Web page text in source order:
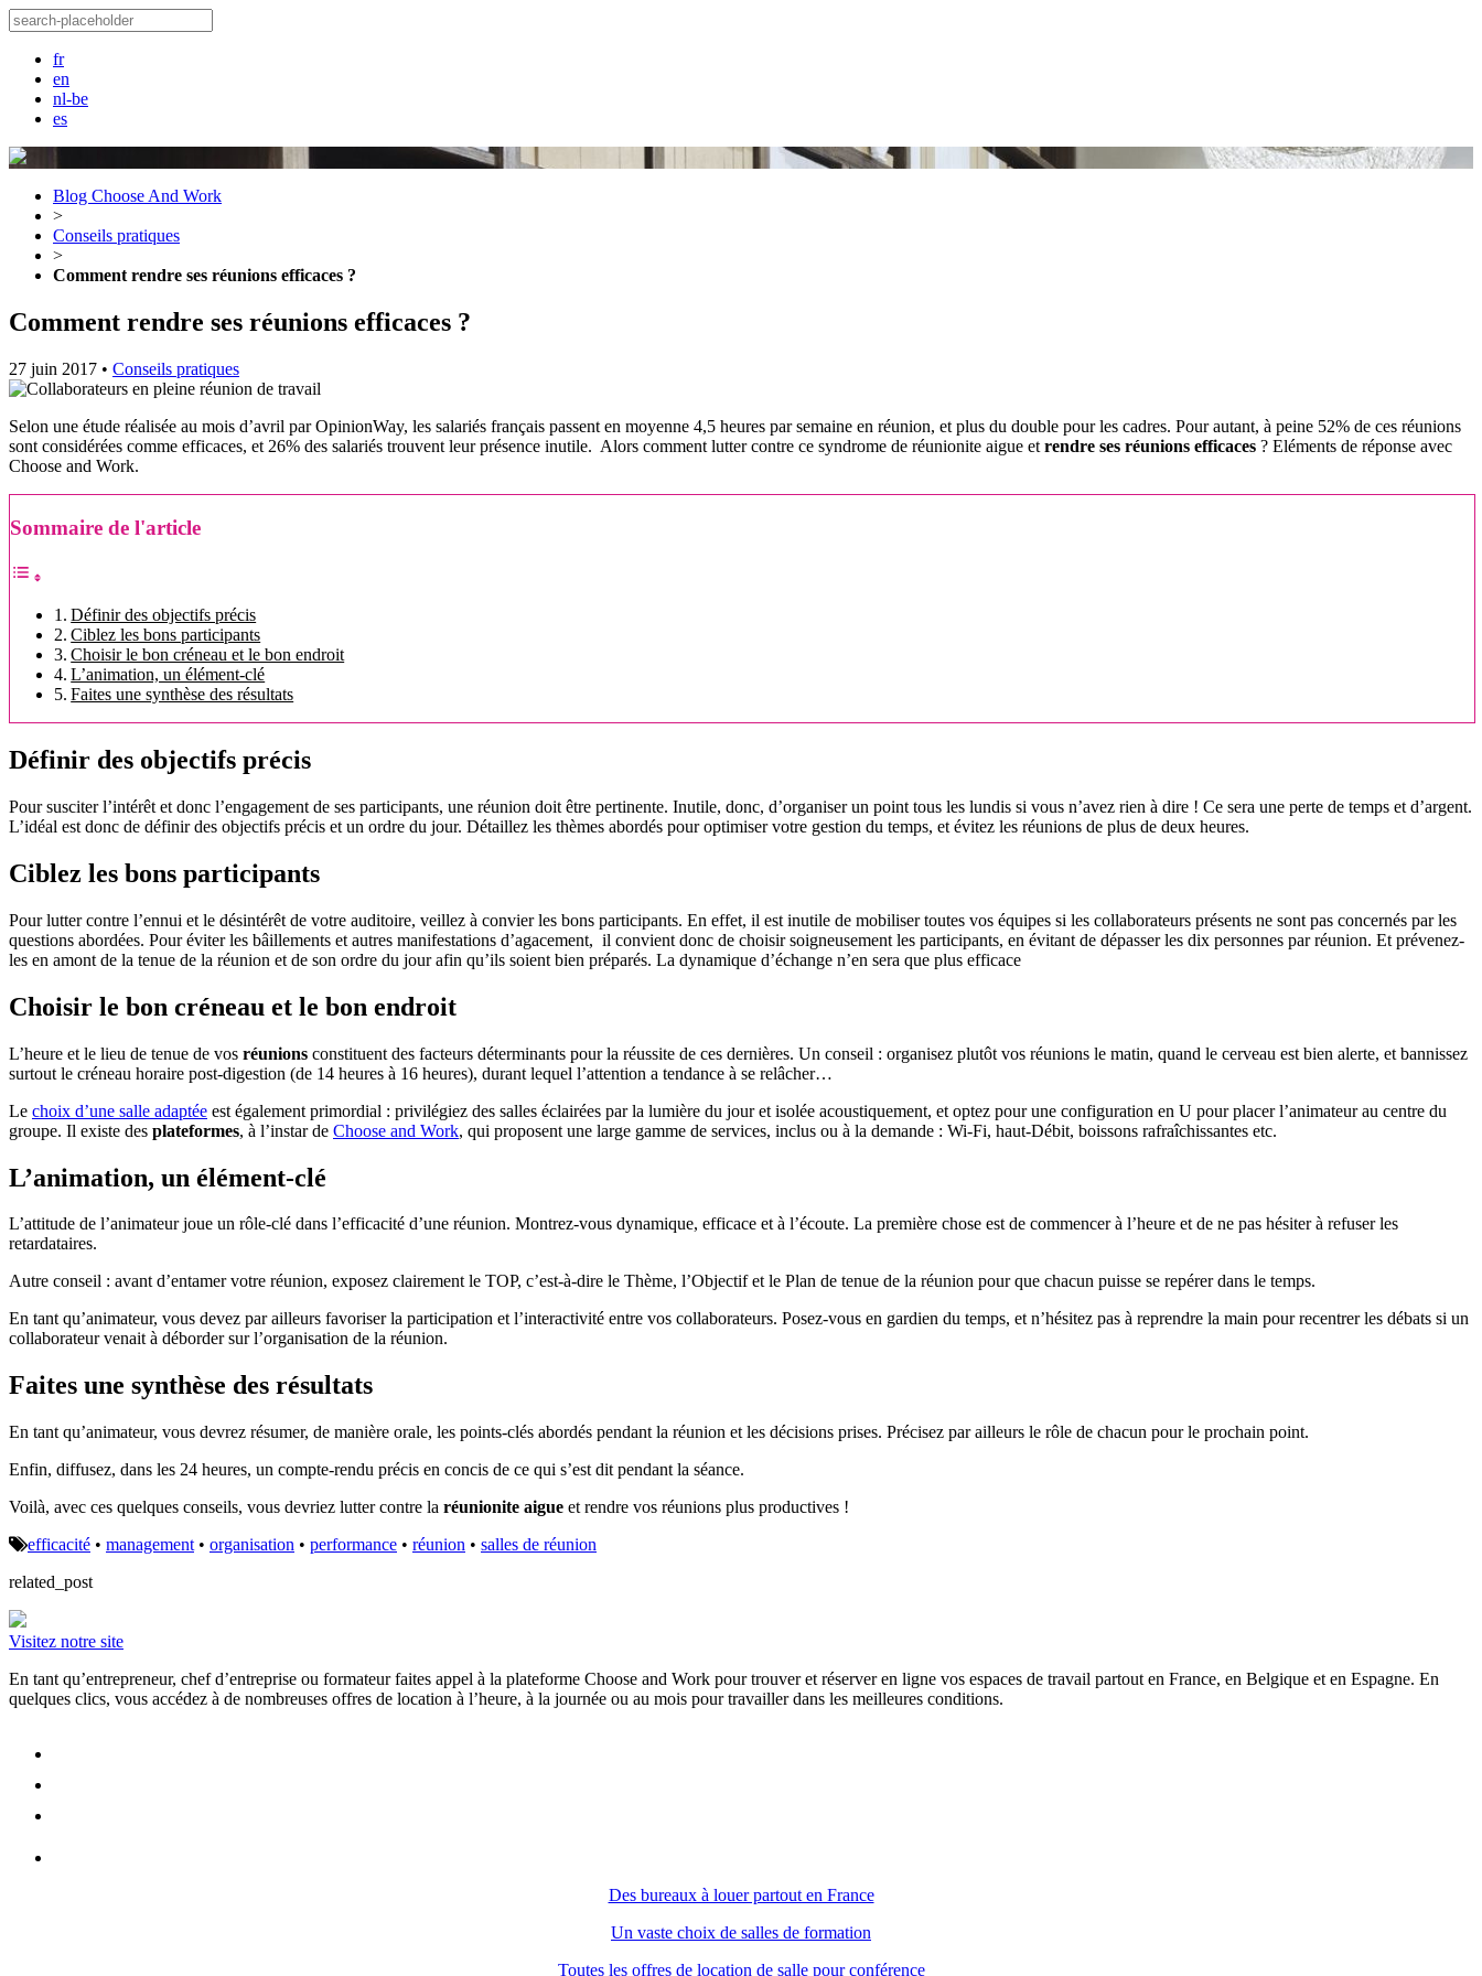
fr
en
nl-be
es
Blog Choose And Work
>
Conseils pratiques
>
Comment rendre ses réunions efficaces ?
Comment rendre ses réunions efficaces ?
27 juin 2017 • Conseils pratiques
Selon une étude réalisée au mois d’avril par OpinionWay, les salariés français passent en moyenne 4,5 heures par semaine en réunion, et plus du double pour les cadres. Pour autant, à peine 52% de ces réunions
sont considérées comme efficaces, et 26% des salariés trouvent leur présence inutile. Alors comment lutter contre ce syndrome de réunionite aigue et rendre ses réunions efficaces ? Eléments de réponse avec
Choose and Work.
Sommaire de l'article
Définir des objectifs précis
Ciblez les bons participants
Choisir le bon créneau et le bon endroit
L’animation, un élément-clé
Faites une synthèse des résultats
Définir des objectifs précis
Pour susciter l’intérêt et donc l’engagement de ses participants, une réunion doit être pertinente. Inutile, donc, d’organiser un point tous les lundis si vous n’avez rien à dire ! Ce sera une perte de temps et d’argent.
L’idéal est donc de définir des objectifs précis et un ordre du jour. Détaillez les thèmes abordés pour optimiser votre gestion du temps, et évitez les réunions de plus de deux heures.
Ciblez les bons participants
Pour lutter contre l’ennui et le désintérêt de votre auditoire, veillez à convier les bons participants. En effet, il est inutile de mobiliser toutes vos équipes si les collaborateurs présents ne sont pas concernés par les
questions abordées. Pour éviter les bâillements et autres manifestations d’agacement, il convient donc de choisir soigneusement les participants, en évitant de dépasser les dix personnes par réunion. Et prévenez-
les en amont de la tenue de la réunion et de son ordre du jour afin qu’ils soient bien préparés. La dynamique d’échange n’en sera que plus efficace
Choisir le bon créneau et le bon endroit
L’heure et le lieu de tenue de vos réunions constituent des facteurs déterminants pour la réussite de ces dernières. Un conseil : organisez plutôt vos réunions le matin, quand le cerveau est bien alerte, et bannissez
surtout le créneau horaire post-digestion (de 14 heures à 16 heures), durant lequel l’attention a tendance à se relâcher…
Le choix d’une salle adaptée est également primordial : privilégiez des salles éclairées par la lumière du jour et isolée acoustiquement, et optez pour une configuration en U pour placer l’animateur au centre du
groupe. Il existe des plateformes, à l’instar de Choose and Work, qui proposent une large gamme de services, inclus ou à la demande : Wi-Fi, haut-Débit, boissons rafraîchissantes etc.
L’animation, un élément-clé
L’attitude de l’animateur joue un rôle-clé dans l’efficacité d’une réunion. Montrez-vous dynamique, efficace et à l’écoute. La première chose est de commencer à l’heure et de ne pas hésiter à refuser les
retardataires.
Autre conseil : avant d’entamer votre réunion, exposez clairement le TOP, c’est-à-dire le Thème, l’Objectif et le Plan de tenue de la réunion pour que chacun puisse se repérer dans le temps.
En tant qu’animateur, vous devez par ailleurs favoriser la participation et l’interactivité entre vos collaborateurs. Posez-vous en gardien du temps, et n’hésitez pas à reprendre la main pour recentrer les débats si un
collaborateur venait à déborder sur l’organisation de la réunion.
Faites une synthèse des résultats
En tant qu’animateur, vous devrez résumer, de manière orale, les points-clés abordés pendant la réunion et les décisions prises. Précisez par ailleurs le rôle de chacun pour le prochain point.
Enfin, diffusez, dans les 24 heures, un compte-rendu précis en concis de ce qui s’est dit pendant la séance.
Voilà, avec ces quelques conseils, vous devriez lutter contre la réunionite aigue et rendre vos réunions plus productives !
efficacité • management • organisation • performance • réunion • salles de réunion
related_post
Visitez notre site
En tant qu’entrepreneur, chef d’entreprise ou formateur faites appel à la plateforme Choose and Work pour trouver et réserver en ligne vos espaces de travail partout en France, en Belgique et en Espagne. En
quelques clics, vous accédez à de nombreuses offres de location à l’heure, à la journée ou au mois pour travailler dans les meilleures conditions.
Des bureaux à louer partout en France
Un vaste choix de salles de formation
Toutes les offres de location de salle pour conférence